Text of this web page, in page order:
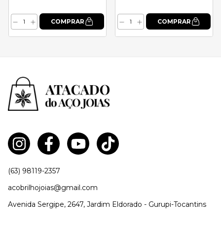
(63) 98119-2357
acobrilhojoias@gmail.com
Avenida Sergipe, 2647, Jardim Eldorado - Gurupi-Tocantins